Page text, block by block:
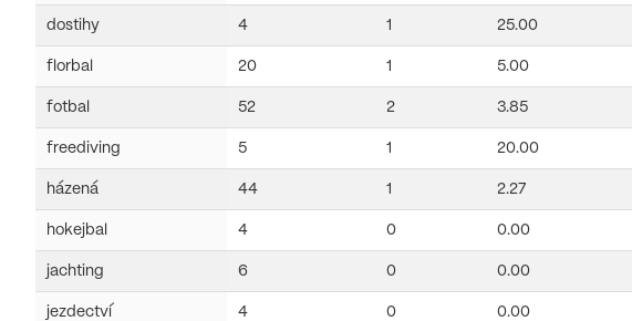
dostihy 4 1 25.00
florbal 20 1 5.00
fotbal 52 2 3.85
freediving 5 1 20.00
házená 44 1 2.27
hokejbal 4 0 0.00
jachting 6 0 0.00
jezdectví 4 0 0.00